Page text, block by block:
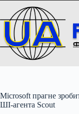
вмісту
Microsoft прагне
ШІ-агента Scout